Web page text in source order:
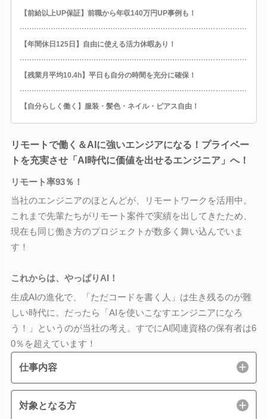
【前給以上UP保証】前職から年収140万円UP事例も！
【年間休日125日】自由に使える活力休暇あり！
【残業月平均10.4h】平日も自分の時間を充分に確保！
【自分らしく働く】服装・髪色・ネイル・ピアス自由！
リモートで働く＆AIに強いエンジアになる！プライベー
トを充実させ「AI時代に価値を出せるエンジニア」へ！
リモート率93％！
当社のエンジニアのほとんどが、リモートワークを活用中。
これまで先輩たちがリモート案件で実績を出してきたため、
現在も同じ働き方のプロジェクトが数多く舞い込んでいま
す！
これからは、やっぱりAI！
生成AIの進化で、「ただコードを書く人」は生き残るのが難
しい時代に。だったら「AIを使いこなすエンジニアになろ
う！」というのが当社の考え。すでにAI関連資格の保有者は6
0％を超えています！
仕事内容
対象となる方